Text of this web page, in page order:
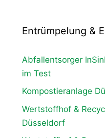
Entrümpelung &
Abfallentsorger
im Test
Kompostieranlage
Wertstoffhof &
Düsseldorf